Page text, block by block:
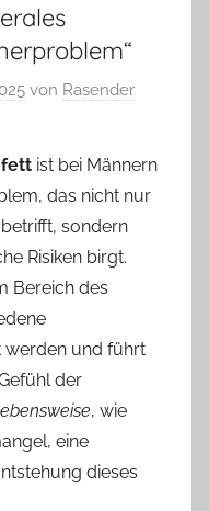
von Rasender
ist bei Männern
das nicht nur
sondern
Risiken birgt.
Bereich des
werden und führt
der
, wie
eine
dieses